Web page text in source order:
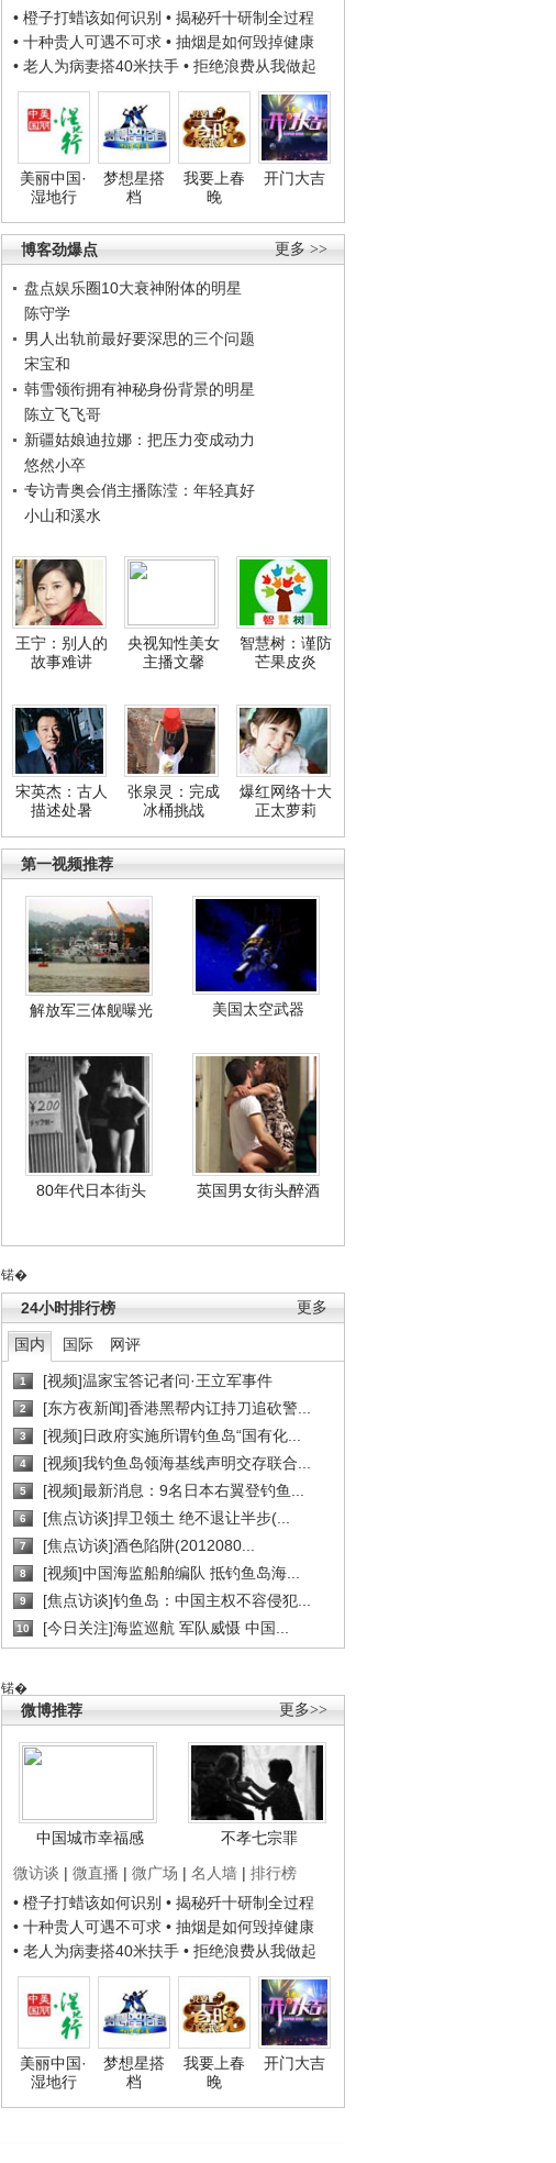
• 橙子打蜡该如何识别 • 揭秘歼十研制全过程
• 十种贵人可遇不可求 • 抽烟是如何毁掉健康
• 老人为病妻搭40米扶手 • 拒绝浪费从我做起
美丽中国·
湿地行
梦想星搭
档
我要上春
晚
开门大吉
更多 >>
博客劲爆点
盘点娱乐圈10大衰神附体的明星
陈守学
男人出轨前最好要深思的三个问题
宋宝和
韩雪领衔拥有神秘身份背景的明星
陈立飞飞哥
新疆姑娘迪拉娜：把压力变成动力
悠然小卒
专访青奥会俏主播陈滢：年轻真好
小山和溪水
王宁：别人的
故事难讲
央视知性美女
主播文馨
智慧树：谨防
芒果皮炎
宋英杰：古人
描述处暑
张泉灵：完成
冰桶挑战
爆红网络十大
正太萝莉
第一视频推荐
解放军三体舰曝光 美国太空武器
80年代日本街头 英国男女街头醉酒
锘�
更多
24小时排行榜
国内 国际 网评
1 [视频]温家宝答记者问·王立军事件
2 [东方夜新闻]香港黑帮内讧持刀追砍警...
3 [视频]日政府实施所谓钓鱼岛“国有化...
4 [视频]我钓鱼岛领海基线声明交存联合...
5 [视频]最新消息：9名日本右翼登钓鱼...
6 [焦点访谈]捍卫领土 绝不退让半步(...
7 [焦点访谈]酒色陷阱(2012080...
8 [视频]中国海监船舶编队 抵钓鱼岛海...
9 [焦点访谈]钓鱼岛：中国主权不容侵犯...
10 [今日关注]海监巡航 军队威慑 中国...
锘�
更多>>
微博推荐
中国城市幸福感
不孝七宗罪
微访谈 | 微直播 | 微广场 | 名人墙 | 排行榜
• 橙子打蜡该如何识别 • 揭秘歼十研制全过程
• 十种贵人可遇不可求 • 抽烟是如何毁掉健康
• 老人为病妻搭40米扶手 • 拒绝浪费从我做起
美丽中国·
湿地行
梦想星搭
档
我要上春
晚
开门大吉